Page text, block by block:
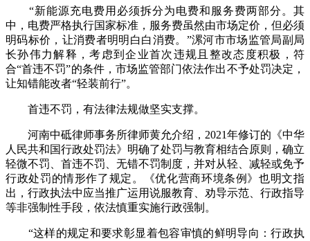
“新能源充电费用必须拆分为电费和服务费两部分。其
中，电费严格执行国家标准，服务费虽然由市场定价，但必须
明码标价，让消费者明明白白消费。”漯河市市场监管局副局
长孙伟力解释，考虑到企业首次违规且整改态度积极，符
合“首违不罚”的条件，市场监管部门依法作出不予处罚决定，
让知错能改者“轻装前行”。
首违不罚，有法律法规做坚实支撑。
河南中砥律师事务所律师黄允介绍，2021年修订的《中华
人民共和国行政处罚法》明确了处罚与教育相结合原则，确立
轻微不罚、首违不罚、无错不罚制度，并对从轻、减轻或免予
行政处罚的情形作了规定。《优化营商环境条例》也明文指
出，行政执法中应当推广运用说服教育、劝导示范、行政指导
等非强制性手段，依法慎重实施行政强制。
“这样的规定和要求彰显着包容审慎的鲜明导向：行政执